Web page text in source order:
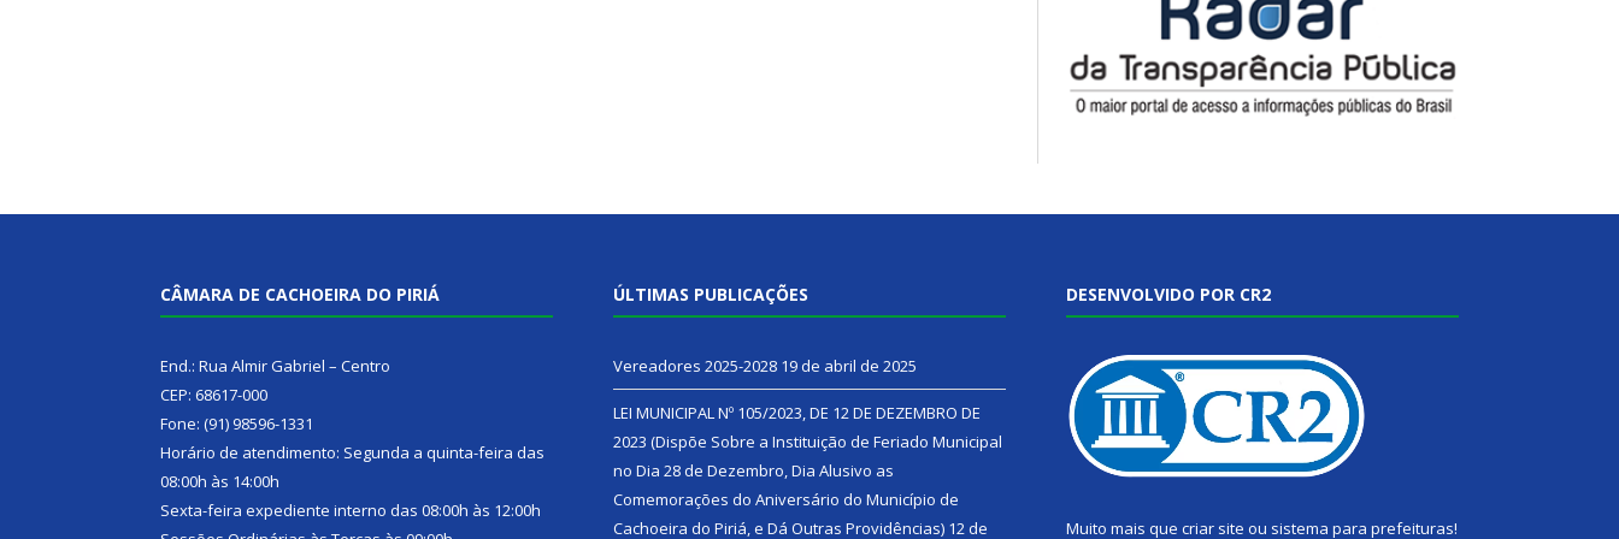
CÂMARA DE CACHOEIRA DO PIRIÁ
End.: Rua Almir Gabriel – Centro
CEP: 68617-000
Fone: (91) 98596-1331
Horário de atendimento: Segunda a quinta-feira das
08:00h às 14:00h
Sexta-feira expediente interno das 08:00h às 12:00h
ÚLTIMAS PUBLICAÇÕES
Vereadores 2025-2028 19 de abril de 2025
LEI MUNICIPAL Nº 105/2023, DE 12 DE DEZEMBRO DE
2023 (Dispõe Sobre a Instituição de Feriado Municipal
no Dia 28 de Dezembro, Dia Alusivo as
Comemorações do Aniversário do Município de
Cachoeira do Piriá, e Dá Outras Providências) 12 de
DESENVOLVIDO POR CR2
Muito mais que criar site ou sistema para prefeituras!